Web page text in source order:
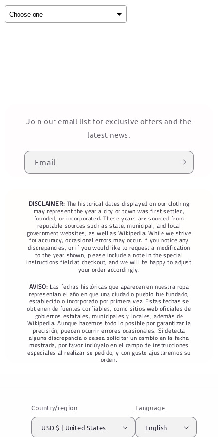
Join our email list for exclusive offers and the
latest news.
Email
DISCLAIMER: The historical dates displayed on our clothing
may represent the year a city or town was first settled,
founded, or incorporated. These years are sourced from
reputable sources such as state, municipal, and local
government websites, as well as Wikipedia. While we strive
for accuracy, occasional errors may occur. If you notice any
discrepancies, or if you would like to request a modification
to the year shown, please include a note in the special
instructions field at checkout, and we will be happy to adjust
your order accordingly.
AVISO: Las fechas históricas que aparecen en nuestra ropa
representan el año en que una ciudad o pueblo fue fundado,
establecido o incorporado por primera vez. Estas fechas se
obtienen de fuentes confiables, como sitios web oficiales de
gobiernos estatales, municipales y locales, además de
Wikipedia. Aunque hacemos todo lo posible por garantizar la
precisión, pueden ocurrir errores ocasionales. Si detecta
alguna discrepancia o desea solicitar un cambio en la fecha
mostrada, por favor inclúyalo en el campo de instrucciones
especiales al realizar su pedido, y con gusto ajustaremos su
orden.
Country/region
USD $ | United States
Language
English